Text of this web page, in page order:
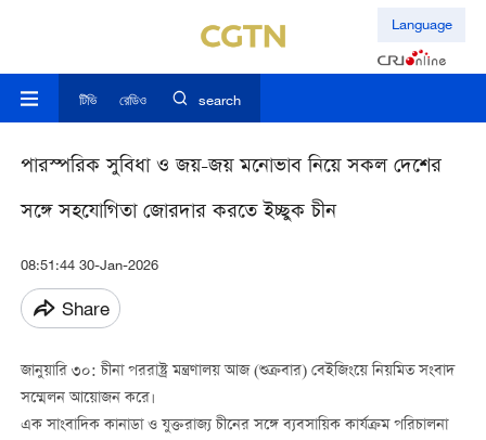
Language
টিভি রেডিও search
পারস্পরিক সুবিধা ও জয়-জয় মনোভাব নিয়ে সকল দেশের
সঙ্গে সহযোগিতা জোরদার করতে ইচ্ছুক চীন
08:51:44 30-Jan-2026
Share
জানুয়ারি ৩০: চীনা পররাষ্ট্র মন্ত্রণালয় আজ (শুক্রবার) বেইজিংয়ে নিয়মিত সংবাদ
সম্মেলন আয়োজন করে।
এক সাংবাদিক কানাডা ও যুক্তরাজ্য চীনের সঙ্গে ব্যবসায়িক কার্যক্রম পরিচালনা